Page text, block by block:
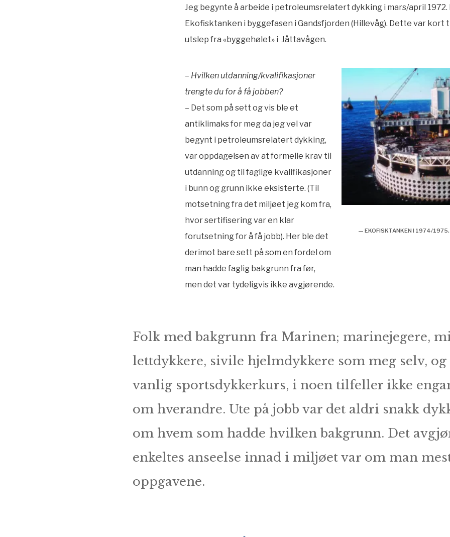
Jeg begynte å arbeide i petroleumsrelatert dykking i mars/april 1972.
Ekofisktanken i byggefasen i Gandsfjorden (Hillevåg). Dette var kort
utslep fra «byggehølet» i Jåttavågen.
— EKOFISKTANKEN I 1974/1975.
– Hvilken utdanning/kvalifikasjoner
trengte du for å få jobben?
– Det som på sett og vis ble et
antiklimaks for meg da jeg vel var
begynt i petroleumsrelatert dykking,
var oppdagelsen av at formelle krav til
utdanning og til faglige kvalifikasjoner
i bunn og grunn ikke eksisterte. (Til
motsetning fra det miljøet jeg kom fra,
hvor sertifisering var en klar
forutsetning for å få jobb). Her ble det
derimot bare sett på som en fordel om
man hadde faglig bakgrunn fra før,
men det var tydeligvis ikke avgjørende.
Folk med bakgrunn fra Marinen; marinejegere,
lettdykkere, sivile hjelmdykkere som meg selv,
vanlig sportsdykkerkurs, i noen tilfeller ikke
om hverandre. Ute på jobb var det aldri snakk
om hvem som hadde hvilken bakgrunn. Det
enkeltes anseelse innad i miljøet var om man
oppgavene.